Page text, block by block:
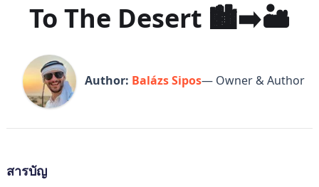
To The Desert 🏙️➡️🏜️
Author: Balázs Sipos— Owner & Author
สารบัญ